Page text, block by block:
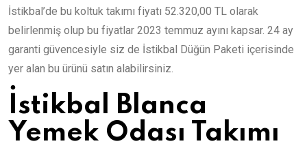
İstikbal’de bu koltuk takımı fiyatı 52.320,00 TL olarak
belirlenmiş olup bu fiyatlar 2023 temmuz ayını kapsar. 24 ay
garanti güvencesiyle siz de İstikbal Düğün Paketi içerisinde
yer alan bu ürünü satın alabilirsiniz.
İstikbal Blanca
Yemek Odası Takımı